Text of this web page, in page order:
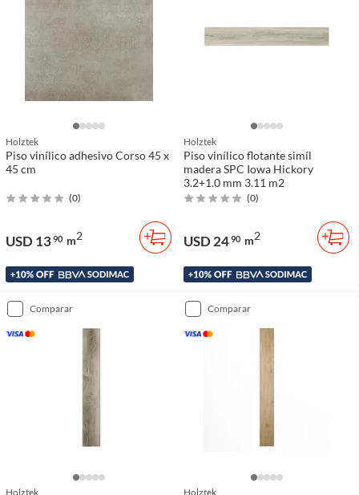
Holztek
Piso vinílico adhesivo Corso 45 x
45 cm
(0)
USD 1390 m2
Holztek
Piso vinílico flotante simíl
madera SPC Iowa Hickory
3.2+1.0 mm 3.11 m2
(0)
USD 2490 m2
comparar
Holztek
comparar
Holztek